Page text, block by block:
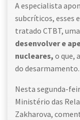
A especialista
subcríticos, esses
tratado CTBT,
desenvolver e
nucleares, o que,
do desarmamento.
Nesta segunda-
Ministério das
Zakharova,